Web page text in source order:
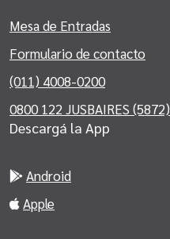
Mesa de Entradas
Formulario de contacto
(011) 4008-0200
0800 122 JUSBAIRES (5872)
Descargá la App
Android
Apple